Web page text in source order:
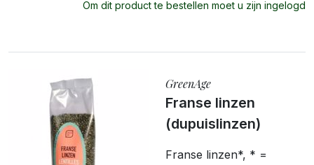
Om dit product te bestellen moet u zijn ingelogd
GreenAge
Franse linzen
(dupuislinzen)
Franse linzen*, * =